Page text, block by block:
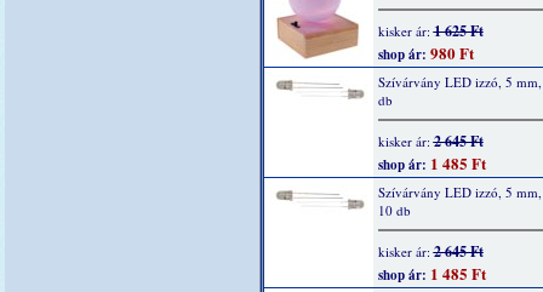
kisker ár:1 625 Ft
shop ár: 980 Ft
Szívárvány LED izzó, 5 mm,
db
kisker ár:2 645 Ft
shop ár: 1 485 Ft
Szívárvány LED izzó, 5
10 db
kisker ár:2 645 Ft
shop ár: 1 485 Ft